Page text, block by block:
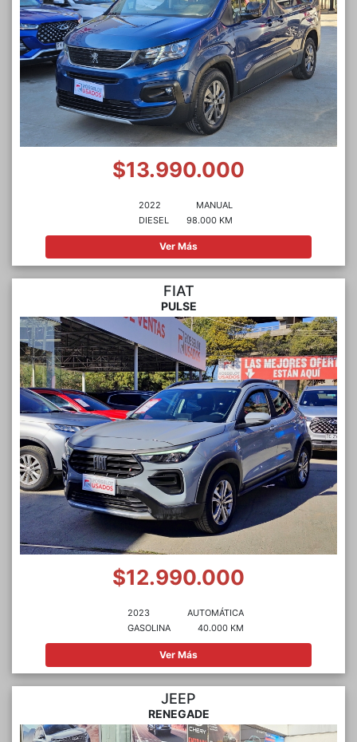
$13.990.000
2022
DIESEL
MANUAL
98.000 KM
Ver Más
FIAT
PULSE
$12.990.000
2023
GASOLINA
AUTOMÁTICA
40.000 KM
Ver Más
JEEP
RENEGADE